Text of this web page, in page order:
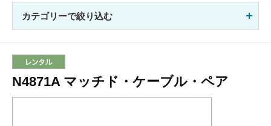
カテゴリーで絞り込む
N4871A マッチド・ケーブル・ペア